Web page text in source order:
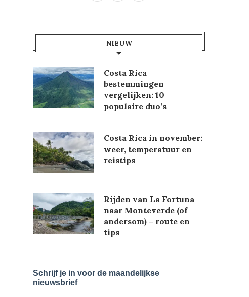
NIEUW
Costa Rica
bestemmingen
vergelijken: 10
populaire duo’s
Costa Rica in november:
weer, temperatuur en
reistips
Rijden van La Fortuna
naar Monteverde (of
andersom) – route en
tips